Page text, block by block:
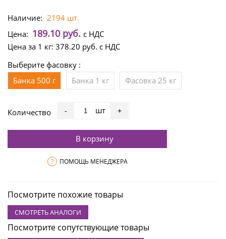
Наличие: 2194 шт.
Цена: 189.10 руб. с НДС
Цена за 1 кг: 378.20 руб. с НДС
Выберите фасовку :
Банка 500 г
Банка 1 кг Фасовка 25 кг
Количество - шт +
В корзину
? ПОМОЩЬ МЕНЕДЖЕРА
Посмотрите похожие товары
СМОТРЕТЬ АНАЛОГИ
Посмотрите сопутствующие товары